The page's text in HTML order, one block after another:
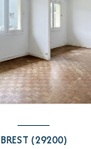
BREST (29200)